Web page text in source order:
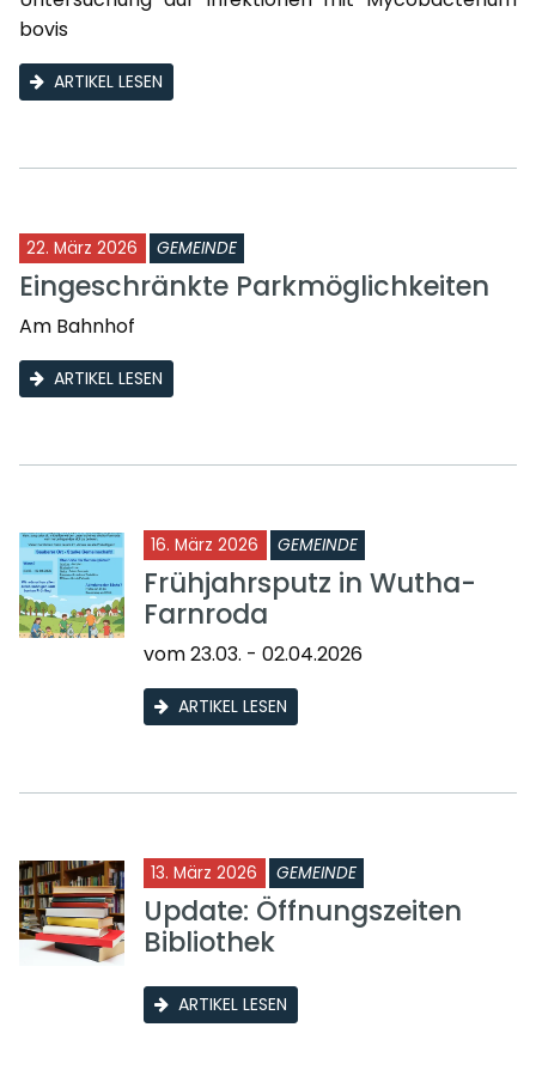
bovis
ARTIKEL LESEN
22. März 2026 GEMEINDE
Eingeschränkte Parkmöglichkeiten
Am Bahnhof
ARTIKEL LESEN
16. März 2026 GEMEINDE
Frühjahrsputz in Wutha-
Farnroda
vom 23.03. - 02.04.2026
ARTIKEL LESEN
13. März 2026 GEMEINDE
Update: Öffnungszeiten
Bibliothek
ARTIKEL LESEN